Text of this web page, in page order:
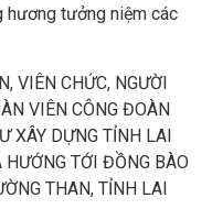
hương tưởng niệm các
VIÊN CHỨC, NGƯỜI
VIÊN CÔNG ĐOÀN
XÂY DỰNG TỈNH LAI
HƯỚNG TỚI ĐỒNG BÀO
THAN, TỈNH LAI